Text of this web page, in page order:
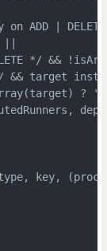
on ADD |
*/ &&
&& target
?
key,